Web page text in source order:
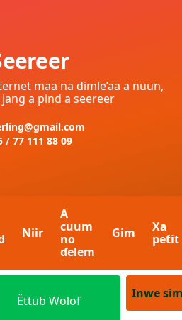
maa na dimle’aa a nuun,
a pind a seereer
/ 77 111 88 09
Niir
A
cuum
no
ɗelem
Gim
Xa
peƭit
Ëttub Wolof Inwe